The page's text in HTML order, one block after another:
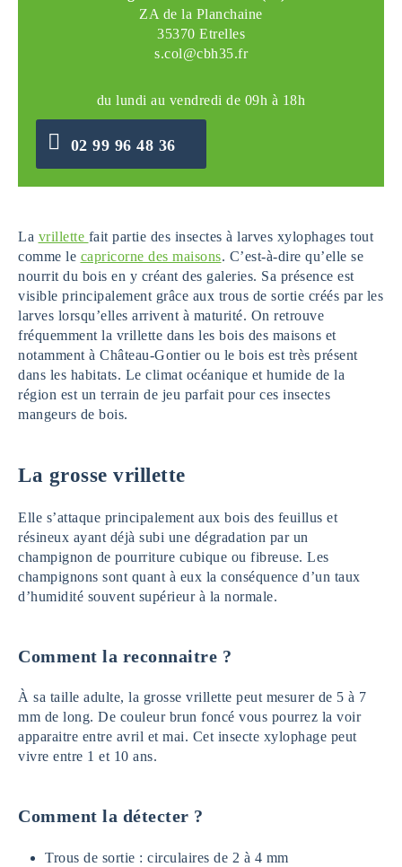
ZA de la Planchaine
35370 Etrelles
s.col@cbh35.fr
du lundi au vendredi de 09h à 18h
02 99 96 48 36
La vrillette fait partie des insectes à larves xylophages tout
comme le capricorne des maisons. C’est-à-dire qu’elle se
nourrit du bois en y créant des galeries. Sa présence est
visible principalement grâce aux trous de sortie créés par les
larves lorsqu’elles arrivent à maturité. On retrouve
fréquemment la vrillette dans les bois des maisons et
notamment à Château-Gontier ou le bois est très présent
dans les habitats. Le climat océanique et humide de la
région est un terrain de jeu parfait pour ces insectes
mangeurs de bois.
La grosse vrillette
Elle s’attaque principalement aux bois des feuillus et
résineux ayant déjà subi une dégradation par un
champignon de pourriture cubique ou fibreuse. Les
champignons sont quant à eux la conséquence d’un taux
d’humidité souvent supérieur à la normale.
Comment la reconnaitre ?
À sa taille adulte, la grosse vrillette peut mesurer de 5 à 7
mm de long. De couleur brun foncé vous pourrez la voir
apparaitre entre avril et mai. Cet insecte xylophage peut
vivre entre 1 et 10 ans.
Comment la détecter ?
Trous de sortie : circulaires de 2 à 4 mm